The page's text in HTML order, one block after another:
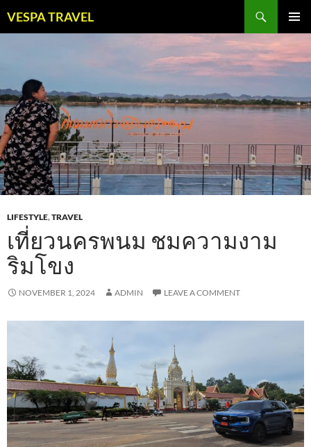
toVESPA TRAVEL
LIFESTYLE,TRAVEL
เที่ยวนครพนม ชมความงาม
ริมโขง
NOVEMBER 1, 2024 ADMIN LEAVE A COMMENT